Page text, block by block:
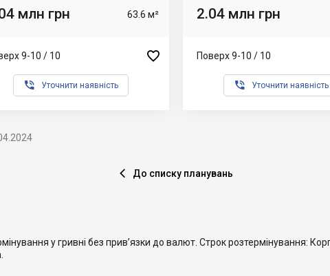
млн грн 63.6 м²
9-10 / 10 
 Уточнити наявність
2.04 млн грн
Поверх 9-10 / 10
 Уточнити наявність
 До списку планувань
у гривні без прив’язки до валют. Строк розтермінування: